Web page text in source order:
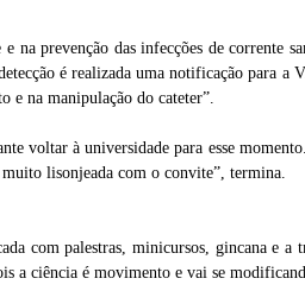
prevenção das infecções de corrente
é realizada uma notificação
e na manipulação do cateter”.
voltar à universidade para esse
lisonjeada com o convite”, termina.
com palestras, minicursos, gincana e
a ciência é movimento e vai se